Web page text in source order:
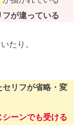
フが違っている
たり。
リフが省略・変
シーンでも受ける